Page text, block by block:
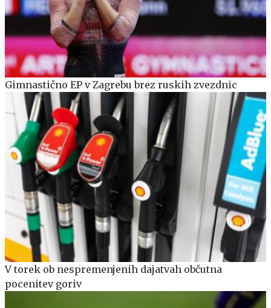
Gimnastično EP v Zagrebu brez ruskih zvezdnic
V torek ob nespremenjenih dajatvah občutna
pocenitev goriv